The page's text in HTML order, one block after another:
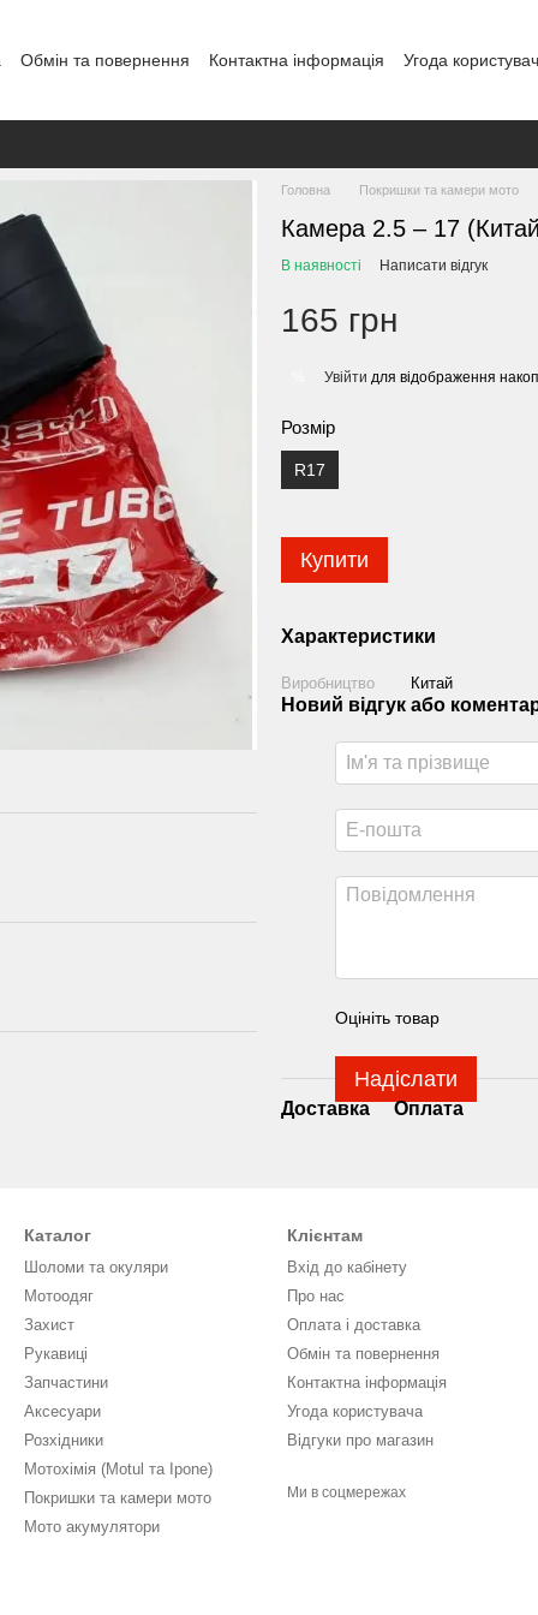
Обмін та повернення Контактна інформація
Угода
Головна Покришки та камери мото
Камера 2.5 – 17
В наявності Написати відгук
165 грн
Увійти для відображення
Розмір
R17
Купити
Характеристики
Виробництво Китай
Новий відгук або
Оцініть товар
Надіслати
Доставка Оплата
Каталог
Шоломи та окуляри
Мотоодяг
Захист
Рукавиці
Запчастини
Аксесуари
Розхідники
Мотохімія (Motul та Ipone)
Покришки та камери мото
Мото акумулятори
Клієнтам
Вхід до кабінету
Про нас
Оплата і доставка
Обмін та повернення
Контактна інформація
Угода користувача
Відгуки про магазин
Ми в соцмережах